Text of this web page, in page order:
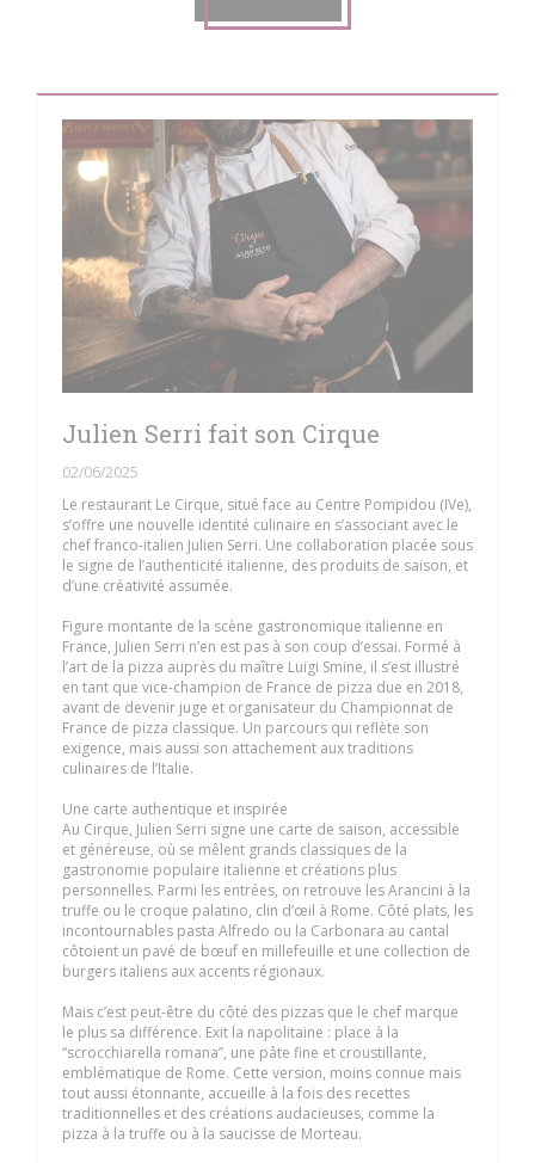
Julien Serri fait son Cirque
02/06/2025
Le restaurant Le Cirque, situé face au Centre Pompidou (IVe),
s’offre une nouvelle identité culinaire en s’associant avec le
chef franco-italien Julien Serri. Une collaboration placée sous
le signe de l’authenticité italienne, des produits de saison, et
d’une créativité assumée.
Figure montante de la scène gastronomique italienne en
France, Julien Serri n’en est pas à son coup d’essai. Formé à
l’art de la pizza auprès du maître Luigi Smine, il s’est illustré
en tant que vice-champion de France de pizza due en 2018,
avant de devenir juge et organisateur du Championnat de
France de pizza classique. Un parcours qui reflète son
exigence, mais aussi son attachement aux traditions
culinaires de l’Italie.
Une carte authentique et inspirée
Au Cirque, Julien Serri signe une carte de saison, accessible
et généreuse, où se mêlent grands classiques de la
gastronomie populaire italienne et créations plus
personnelles. Parmi les entrées, on retrouve les Arancini à la
truffe ou le croque palatino, clin d’œil à Rome. Côté plats, les
incontournables pasta Alfredo ou la Carbonara au cantal
côtoient un pavé de bœuf en millefeuille et une collection de
burgers italiens aux accents régionaux.
Mais c’est peut-être du côté des pizzas que le chef marque
le plus sa différence. Exit la napolitaine : place à la
“scrocchiarella romana”, une pâte fine et croustillante,
emblématique de Rome. Cette version, moins connue mais
tout aussi étonnante, accueille à la fois des recettes
traditionnelles et des créations audacieuses, comme la
pizza à la truffe ou à la saucisse de Morteau.